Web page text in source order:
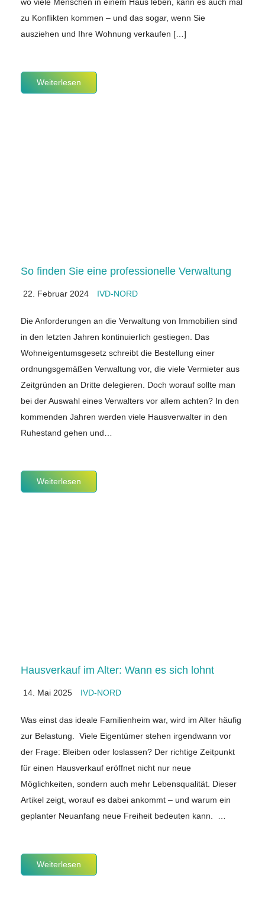
zu Konflikten kommen – und das sogar, wenn Sie
ausziehen und Ihre Wohnung verkaufen […]
Weiterlesen
So finden Sie eine professionelle Verwaltung
22. Februar 2024 IVD-NORD
Die Anforderungen an die Verwaltung von Immobilien sind
in den letzten Jahren kontinuierlich gestiegen. Das
Wohneigentumsgesetz schreibt die Bestellung einer
ordnungsgemäßen Verwaltung vor, die viele Vermieter aus
Zeitgründen an Dritte delegieren. Doch worauf sollte man
bei der Auswahl eines Verwalters vor allem achten? In den
kommenden Jahren werden viele Hausverwalter in den
Ruhestand gehen und…
Weiterlesen
Hausverkauf im Alter: Wann es sich lohnt
14. Mai 2025 IVD-NORD
Was einst das ideale Familienheim war, wird im Alter häufig
zur Belastung. Viele Eigentümer stehen irgendwann vor
der Frage: Bleiben oder loslassen? Der richtige Zeitpunkt
für einen Hausverkauf eröffnet nicht nur neue
Möglichkeiten, sondern auch mehr Lebensqualität. Dieser
Artikel zeigt, worauf es dabei ankommt – und warum ein
geplanter Neuanfang neue Freiheit bedeuten kann. …
Weiterlesen